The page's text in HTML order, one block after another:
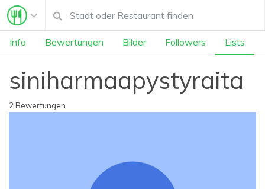
Info Bewertungen Bilder Followers Lists
siniharmaapystyraita
2 Bewertungen